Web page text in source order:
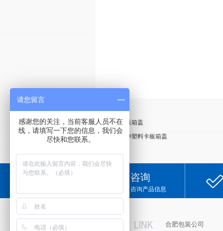
上一条：4#卡板箱盖
下一条： 1#、2#塑料卡板箱盖
咨询
咨询产品信息
合肥包装公司
请您留言
感谢您的关注，当前客服人员不在
线，请填写一下您的信息，我们会
尽快和您联系。